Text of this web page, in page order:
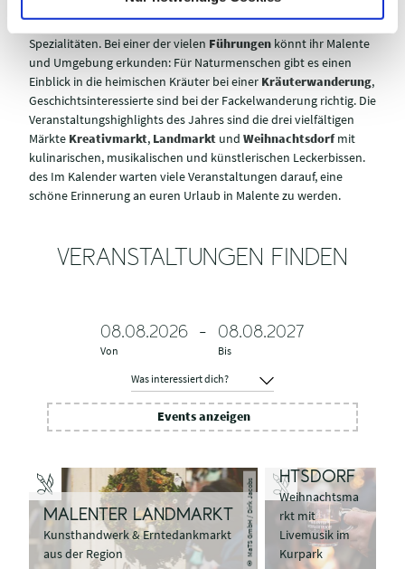
zum Beispiel kleine, feine Konzerte, Lesungen an besonderen
Orten, Kurmusik mal anders und Märkte mit vielen regionalen
Spezialitäten. Bei einer der vielen Führungen könnt ihr Malente
und Umgebung erkunden: Für Naturmenschen gibt es einen
Einblick in die heimischen Kräuter bei einer Kräuterwanderung,
Geschichtsinteressierte sind bei der Fackelwanderung richtig. Die
Veranstaltungshighlights des Jahres sind die drei vielfältigen
Märkte Kreativmarkt, Landmarkt und Weihnachtsdorfmit
kulinarischen, musikalischen und künstlerischen Leckerbissen.
des Im Kalender warten viele Veranstaltungen darauf, eine
schöne Erinnerung an euren Urlaub in Malente zu werden.
VERANSTALTUNGEN FINDEN
Von
08.08.2026 -
Bis
08.08.2027
W
t
e
r
e
s
Events anzeigen
MALENTER LANDMARKT
Kunsthandwerk & Erntedankmarkt
aus der Region
© MaTS GmbH / Dirk Jacobs
HTSDORF
Weihnachtsma
rkt mit
Livemusik im
Kurpark